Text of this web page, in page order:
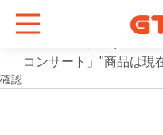
案内
コンサート」"商品は現
確認